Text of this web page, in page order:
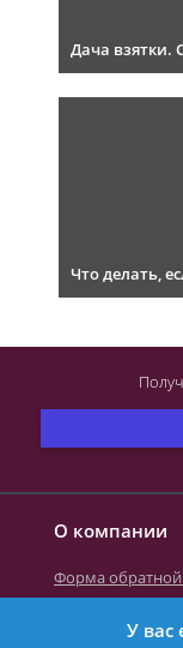
Дача взятки.
Что делать,
О компании
Форма обратной
У вас